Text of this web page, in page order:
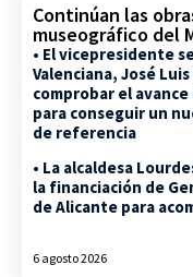
Continúan las
museográfico del
• El vicepresidente
Valenciana, José
comprobar el
para conseguir un
de referencia
• La alcaldesa
la financiación de
de Alicante para
6 agosto 2026